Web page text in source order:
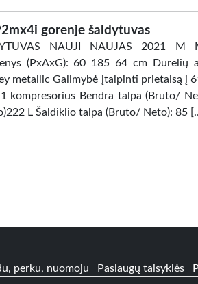
gorenje šaldytuvas
NAUJI NAUJAS 2021 M
(PxAxG): 60 185 64 cm Durelių
metallic Galimybė įtalpinti prietaisą į
kompresorius Bendra talpa (Bruto/
L Šaldiklio talpa (Bruto/ Neto): 85
perku, nuomoju Paslaugų taisyklės